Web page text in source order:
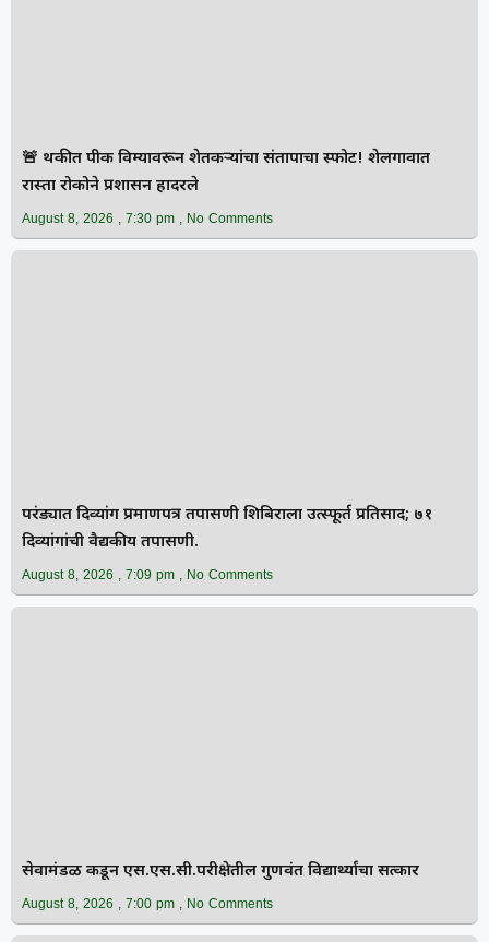
🚨 थकीत पीक विम्यावरून शेतकऱ्यांचा संतापाचा स्फोट! शेलगावात
रास्ता रोकोने प्रशासन हादरले
August 8, 2026 7:30 pm No Comments
परंड्यात दिव्यांग प्रमाणपत्र तपासणी शिबिराला उत्स्फूर्त प्रतिसाद; ७१
दिव्यांगांची वैद्यकीय तपासणी.
August 8, 2026 7:09 pm No Comments
सेवामंडळ कडून एस.एस.सी.परीक्षेतील गुणवंत विद्यार्थ्यांचा सत्कार
August 8, 2026 7:00 pm No Comments